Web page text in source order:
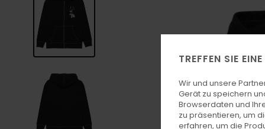
TREFFEN SIE
Wir und unsere
Gerät zu speichern
Browserdaten und
zu präsentieren, um
erfahren, um die